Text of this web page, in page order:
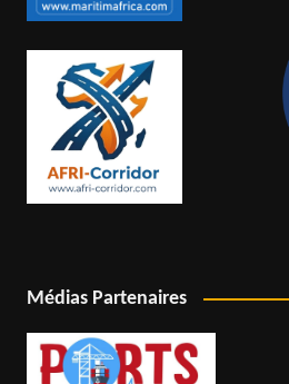
Médias Partenaires